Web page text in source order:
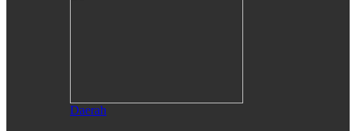
Daerah